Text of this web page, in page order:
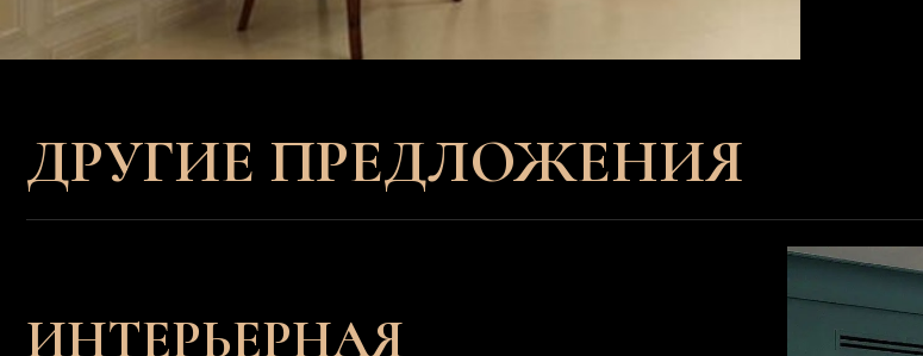
устойчивостью к мытью, истиранию, влажности, что
идеально подходит для кухонь, холлов и помещений
от 293₽/м2
КЕРАМИКА